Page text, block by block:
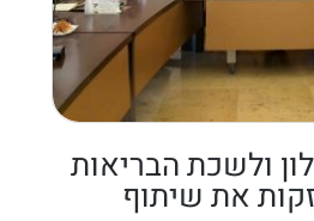
ולשכת הבריאות
את שיתוף